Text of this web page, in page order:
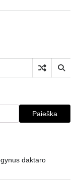
Paieška
daktaro